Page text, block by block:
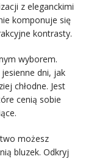
z eleganckimi
komponuje się
kontrasty.
wyborem.
dni, jak
chłodne. Jest
cenią sobie
możesz
bluzek. Odkryj